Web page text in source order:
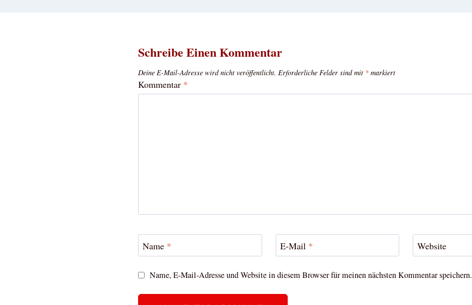
Schreibe Einen Kommentar
Deine E-Mail-Adresse wird nicht veröffentlicht. Erforderliche Felder sind mit * markiert
Kommentar *
Name * E-Mail * Website
Name, E-Mail-Adresse und Website in diesem Browser für meinen nächsten Kommentar speichern.